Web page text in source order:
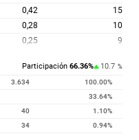
0,42 15
0,28 10
0,25 9
0,14 5
0,03
Participación 66.36% 10.7 %
3.634 100.00%
33.64%
40 1.10%
34 0.94%